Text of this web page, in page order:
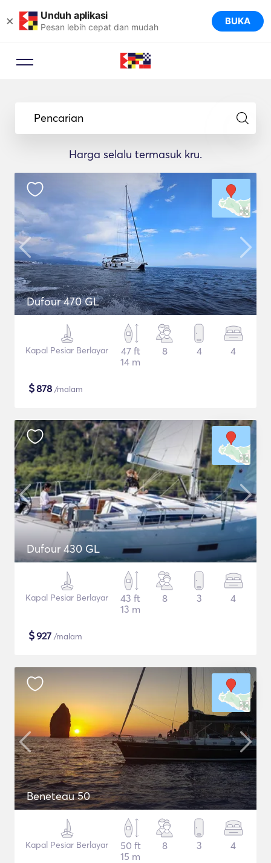
× Unduh aplikasi
Pesan lebih cepat dan mudah BUKA
Pencarian
Harga selalu termasuk kru.
Dufour 470 GL
Kapal Pesiar Berlayar
47 ft
14 m
8 4 4
$878 /malam
Dufour 430 GL
Kapal Pesiar Berlayar
43 ft
13 m
8 3 4
$927 /malam
Beneteau 50
Kapal Pesiar Berlayar
50 ft
15 m
8 3 4